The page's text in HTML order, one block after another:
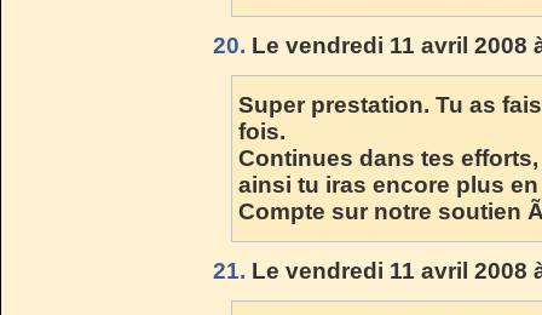
20. Le vendredi 11 avril 2008
Super prestation. Tu as
fois.
Continues dans tes
ainsi tu iras encore plus
Compte sur notre soutien
21. Le vendredi 11 avril 2008